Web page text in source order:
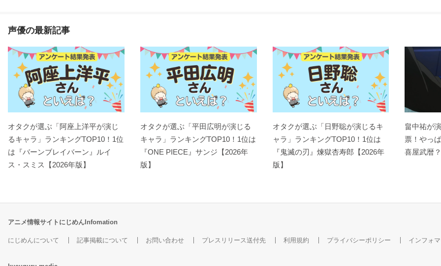
声優の最新記事
オタクが選ぶ「阿座上洋平が演じ
るキャラ」ランキングTOP10！1位
は『バーンブレイバーン』ルイ
ス・スミス【2026年版】
オタクが選ぶ「平田広明が演じる
キャラ」ランキングTOP10！1位は
『ONE PIECE』サンジ【2026年
版】
オタクが選ぶ「日野聡が演じるキ
ャラ」ランキングTOP10！1位は
『鬼滅の刃』煉󠄁獄杏寿郎【2026年
版】
畠中祐が
票！やっ
喜屋武暦
アニメ情報サイトにじめんInfomation
にじめんについて 記事掲載について お問い合わせ プレスリリース送付先 利用規約 プライバシーポリシー インフォ